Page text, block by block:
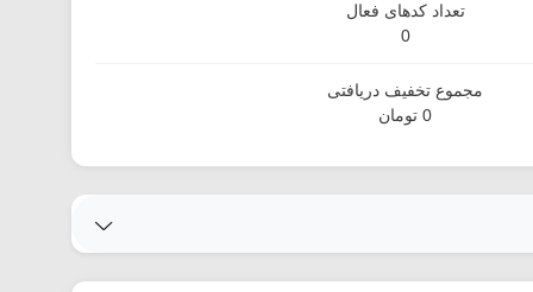
تعداد کدهای فعال
0
مجموع تخفیف دریافتی
0 تومان